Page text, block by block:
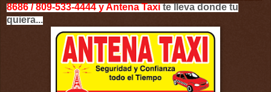
8686 / 809-533-4444 y Antena Taxite lleva donde tu
quiera...